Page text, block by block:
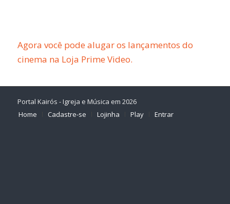
Agora você pode alugar os lançamentos do
cinema na Loja Prime Video.
Portal Kairós - Igreja e Música em 2026
Home
Cadastre-se Lojinha Play Entrar